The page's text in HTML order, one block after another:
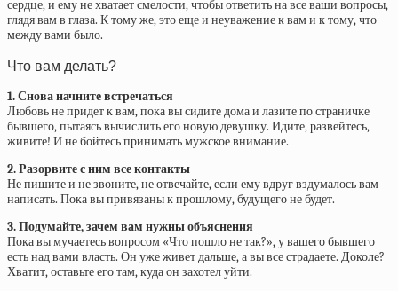
сердце, и ему не хватает смелости, чтобы ответить на все ваши вопросы,
глядя вам в глаза. К тому же, это еще и неуважение к вам и к тому, что
между вами было.
Что вам делать?
1. Снова начните встречаться
Любовь не придет к вам, пока вы сидите дома и лазите по страничке
бывшего, пытаясь вычислить его новую девушку. Идите, развейтесь,
живите! И не бойтесь принимать мужское внимание.
2. Разорвите с ним все контакты
Не пишите и не звоните, не отвечайте, если ему вдруг вздумалось вам
написать. Пока вы привязаны к прошлому, будущего не будет.
3. Подумайте, зачем вам нужны объяснения
Пока вы мучаетесь вопросом «Что пошло не так?», у вашего бывшего
есть над вами власть. Он уже живет дальше, а вы все страдаете. Доколе?
Хватит, оставьте его там, куда он захотел уйти.